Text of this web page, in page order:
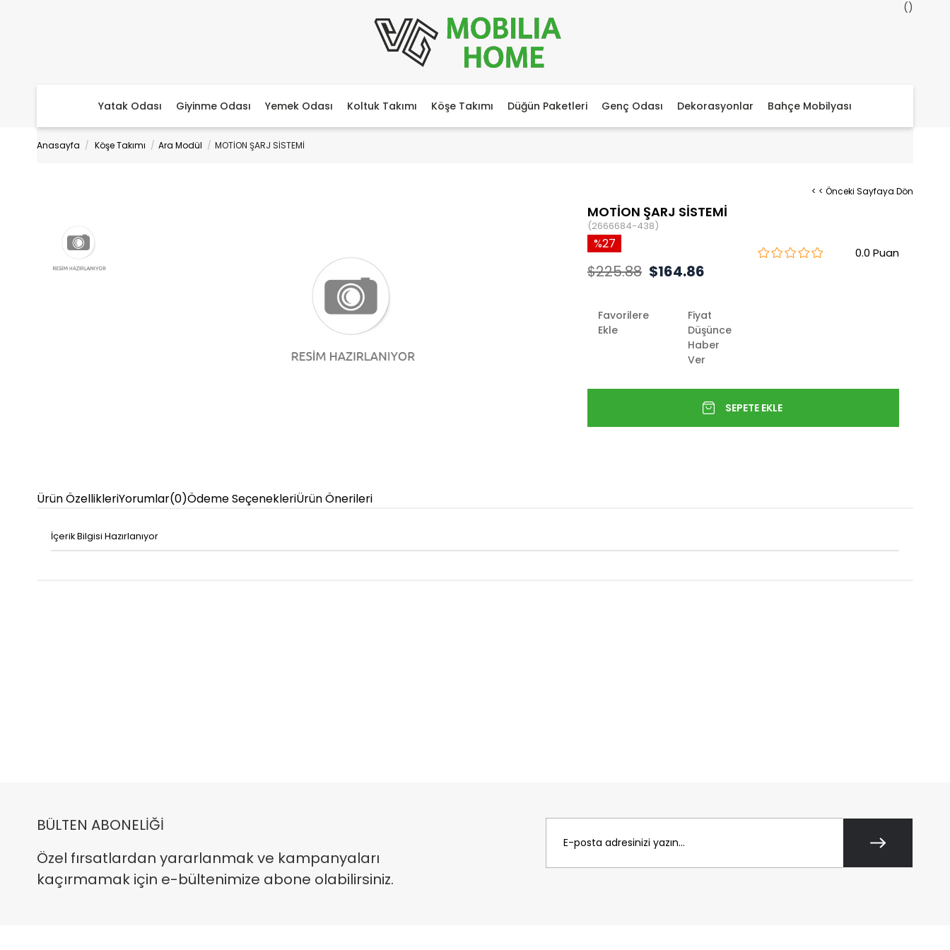
Yatak Odası Giyinme Odası Yemek Odası Koltuk Takımı Köşe Takımı Düğün Paketleri Genç Odası Dekorasyonlar Bahçe Mobilyası
Anasayfa Köşe Takımı Ara Modül MOTİON ŞARJ SİSTEMİ
< < Önceki Sayfaya Dön
MOTİON ŞARJ SİSTEMİ
(2666684-438)
0.0
27
$225.88 $164.86
Favorilere
Ekle
Fiyat
Düşünce
Haber
Ver
Ürün ÖzellikleriYorumlar(0)Ödeme SeçenekleriÜrün Önerileri
İçerik Bilgisi Hazırlanıyor
BÜLTEN ABONELİĞİ
Özel fırsatlardan yararlanmak ve kampanyaları
kaçırmamak için e-bültenimize abone olabilirsiniz.